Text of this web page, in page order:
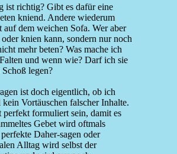
ist richtig? Gibt es dafür eine
kniend. Andere wiederum
auf dem weichen Sofa. Wer aber
knien kann, sondern nur noch
mehr beten? Was mache ich
und wenn wie? Darf ich sie
legen?
ist doch eigentlich, ob ich
Vortäuschen falscher Inhalte.
perfekt formuliert sein, damit es
Gebet wird oftmals
Daher-sagen oder
Alltag wird selbst der